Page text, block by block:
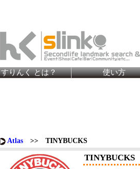
すりんく とは？ 使い方
Atlas >> TINYBUCKS
TINYBUCKS